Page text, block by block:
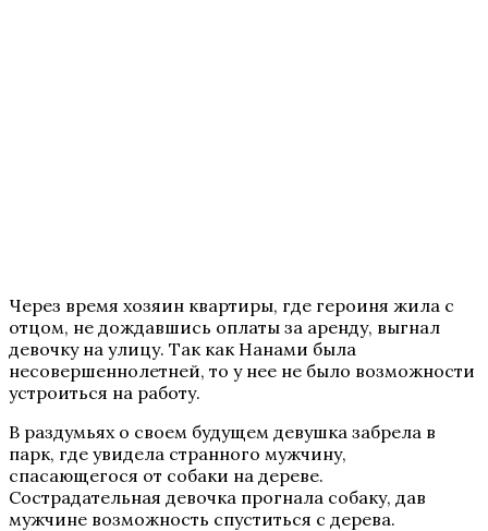
Через время хозяин квартиры, где героиня жила с
отцом, не дождавшись оплаты за аренду, выгнал
девочку на улицу. Так как Нанами была
несовершеннолетней, то у нее не было возможности
устроиться на работу.
В раздумьях о своем будущем девушка забрела в
парк, где увидела странного мужчину,
спасающегося от собаки на дереве.
Сострадательная девочка прогнала собаку, дав
мужчине возможность спуститься с дерева.